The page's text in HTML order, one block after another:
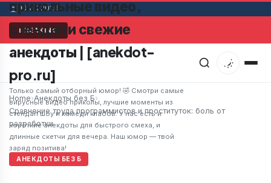
09.08.2026
BREAKINGМужчина в супермаркете заметил привлекательную
прикольные видео,
стендап и свежие
анекдоты | [anekdot-
pro.ru]
Только самый отборный юмор! 🤣 Смотри самые
вирусные видео приколы, лучшие моменты из
стендап шоу и камеди клабов. У нас есть и
короткие анекдоты для быстрого смеха, и
длинные скетчи для вечера. Наш юмор — твой
заряд позитива!
Home›Анекдоты без Б›
Сравнение труда программистов и проституток: боль от
разработки
АНЕКДОТЫ БЕЗ Б